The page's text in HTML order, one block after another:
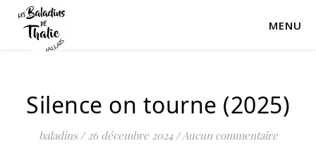
MENU
Silence on tourne (2025)
baladins / 26 décembre 2024 /Aucun commentaire